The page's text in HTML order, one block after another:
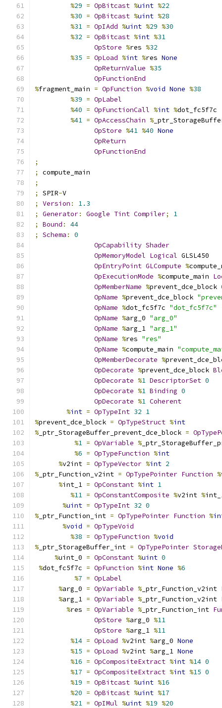
%29 = OpBitcast %uint %22
%30 = OpBitcast %uint %28
%31 = OpIAdd %uint %29 %30
%32 = OpBitcast %int %31
OpStore %res %32
%35 = OpLoad %int %res None
OpReturnValue %35
OpFunctionEnd
%fragment_main = OpFunction %void None %38
%39 = OpLabel
%40 = OpFunctionCall %int %dot_fc5f7c
%41 = OpAccessChain %
OpStore %41 %40 None
OpReturn
OpFunctionEnd
;
;
compute_main
;
;
SPIR-V
;
Version :
1.3
;
Generator: Google Tint Compiler;
1
;
Bound :
44
;
Schema :
0
OpCapability Shader
OpMemoryModel Logical GLSL450
OpEntryPoint GLCompute %
OpExecutionMode %compute_main
OpMemberName %prevent_dce_block
OpName %prevent_dce_block
OpName %dot_fc5f7c "dot_fc5f7c"
OpName %arg_0 "arg_0"
OpName %arg_1 "arg_1"
OpName %res "res"
OpName %compute_main
OpMemberDecorate %
OpDecorate %prevent_dce_block
OpDecorate %1 DescriptorSet 0
OpDecorate %1 Binding 0
OpDecorate %1 Coherent
%int = OpTypeInt 32 1
%prevent_dce_block = OpTypeStruct %int
% _ptr_StorageBuffer_prevent_dce_block =
%1 = OpVariable %
%6 = OpTypeFunction %int
%v2int = OpTypeVector %int 2
% _ptr_Function_v2int = OpTypePointer Function %
%int_1 = OpConstant %int 1
%11 = OpConstantComposite %v2int %
%uint = OpTypeInt 32 0
% _ptr_Function_int = OpTypePointer Function %
%void = OpTypeVoid
%38 = OpTypeFunction %void
% _ptr_StorageBuffer_int = OpTypePointer
%uint_0 = OpConstant %uint 0
%dot_fc5f7c = OpFunction %int None %6
%7 = OpLabel
%arg_0 = OpVariable % _ptr_Function_v2int
%arg_1 = OpVariable % _ptr_Function_v2int
%res = OpVariable % _ptr_Function_int
OpStore %arg_0 %11
OpStore %arg_1 %11
%14 = OpLoad %v2int %arg_0 None
%15 = OpLoad %v2int %arg_1 None
%16 = OpCompositeExtract %int %14 0
%17 = OpCompositeExtract %int %15 0
%19 = OpBitcast %uint %16
%20 = OpBitcast %uint %17
%21 = OpIMul %uint %19 %20